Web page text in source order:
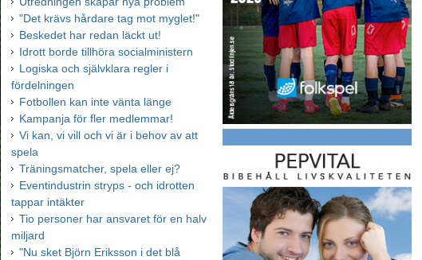
"Det krävs hårdare tag mot myglet!"
Beskedet har redan läckt ut!
Idrott borde tillhöra socialministern
Logiska och självklara regler i
fördelningen
Fotbollen kan inte vänta länge
Kampanja för fler medlemmar!
Vi kan, vi vill och vi är i behov av att
spela
Träningsmatcher, spela eller ej?
Eventindustrin stryps - och idrotten
tappar intäkter
Tio personer har ansvaret för en halv
miljard
"Nu sket Björn Eriksson i det blå